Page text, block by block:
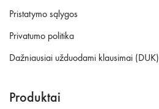
Pristatymo sąlygos
Privatumo politika
Dažniausiai užduodami klausimai (DUK)
Produktai